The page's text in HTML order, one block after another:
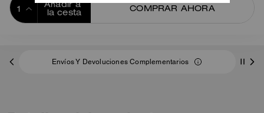
Añadir a
la cesta
COMPRAR AHORA
Envíos Y Devoluciones Complementarios